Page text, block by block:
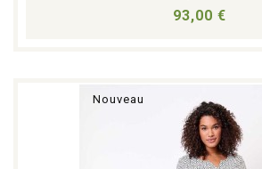
93,00 €
Nouveau